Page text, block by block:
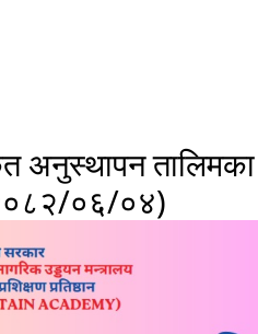
अनुस्थापन तालिमका
०६/०४)